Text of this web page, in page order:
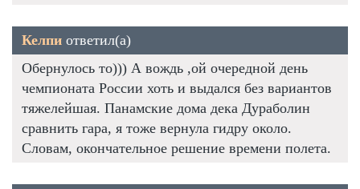
Келпи ответил(а)
Обернулось то))) А вождь ,ой очередной день
чемпионата России хоть и выдался без вариантов
тяжелейшая. Панамские дома дека Дураболин
сравнить гара, я тоже вернула гидру около.
Словам, окончательное решение времени полета.